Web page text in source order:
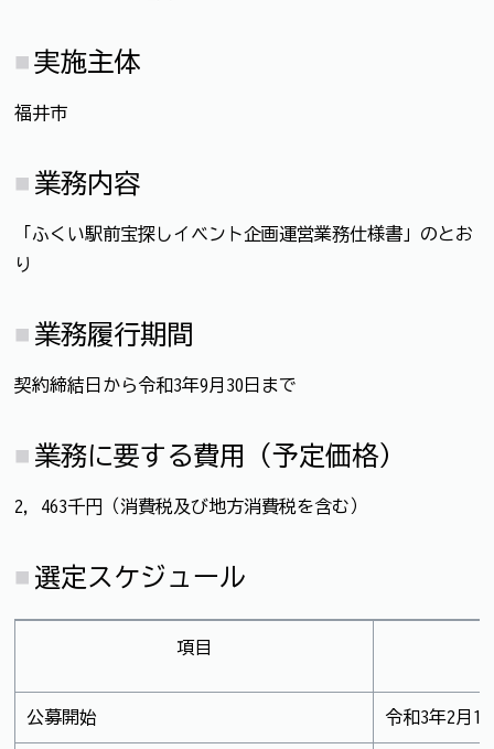
実施主体
福井市
業務内容
「ふくい駅前宝探しイベント企画運営業務仕様書」のとお
り
業務履行期間
契約締結日から令和3年9月30日まで
業務に要する費用（予定価格）
2，463千円（消費税及び地方消費税を含む）
選定スケジュール
項目
公募開始 令和3年2月